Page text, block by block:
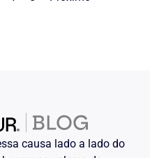
causa lado a lado do